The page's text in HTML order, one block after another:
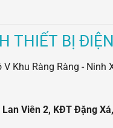
THIẾT BỊ
V Khu Ràng Ràng - Ninh
Lan Viên 2, KĐT Đặng